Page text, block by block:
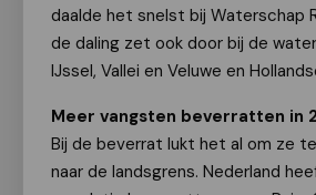
daalde het snelst bij Waterschap
de daling zet ook door bij de
IJssel, Vallei en Veluwe en
Meer vangsten beverratten in
Bij de beverrat lukt het al om ze
naar de landsgrens. Nederland